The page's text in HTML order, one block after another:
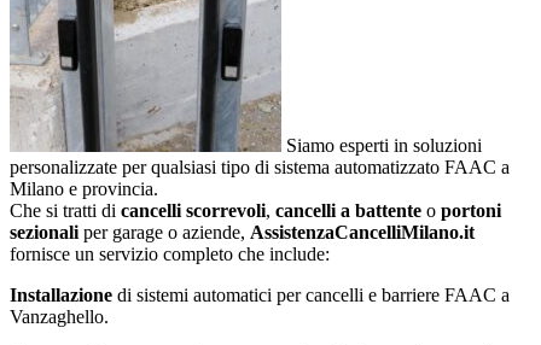
Siamo esperti in soluzioni
personalizzate per qualsiasi tipo di sistema automatizzato FAAC a
Milano e provincia.
Che si tratti di cancelli scorrevoli, cancelli a battente o portoni
sezionali per garage o aziende, AssistenzaCancelliMilano.it
fornisce un servizio completo che include:
Installazione di sistemi automatici per cancelli e barriere FAAC a
Vanzaghello.